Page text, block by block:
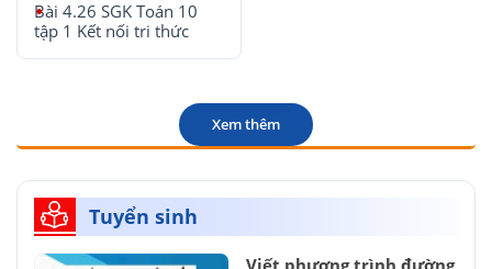
Bài 4.26 SGK Toán 10
tập 1 Kết nối tri thức
Xem thêm
Tuyển sinh
Viết phương trình đường